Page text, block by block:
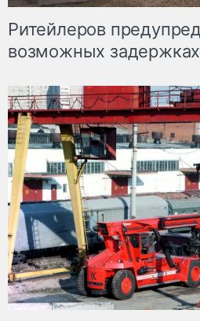
Ритейлеров
возможных задержках